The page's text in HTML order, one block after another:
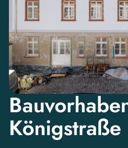
Königstraße